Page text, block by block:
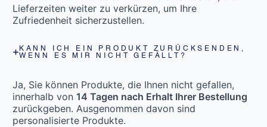
Lieferzeiten weiter zu verkürzen, um Ihre
Zufriedenheit sicherzustellen.
KANN ICH EIN PRODUKT ZURÜCKSENDEN,
WENN ES MIR NICHT GEFÄLLT?
Ja, Sie können Produkte, die Ihnen nicht gefallen,
innerhalb von 14 Tagen nach Erhalt Ihrer Bestellung
zurückgeben. Ausgenommen davon sind
personalisierte Produkte.